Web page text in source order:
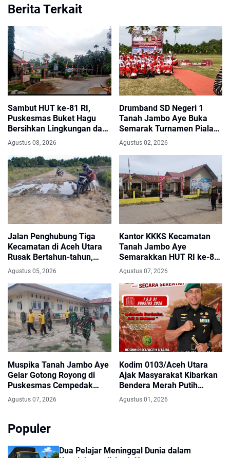
Berita Terkait
Sambut HUT ke-81 RI,
Puskesmas Buket Hagu
Bersihkan Lingkungan dan
Pasang Bendera Merah
Putih
Agustus 08, 2026
Drumband SD Negeri 1
Tanah Jambo Aye Buka
Semarak Turnamen Piala
Bupati dan Wakil Bupati
Aceh Utara
Agustus 02, 2026
Jalan Penghubung Tiga
Kecamatan di Aceh Utara
Rusak Bertahun-tahun,
Warga Harapkan Perbaikan
Segera
Agustus 05, 2026
Kantor KKKS Kecamatan
Tanah Jambo Aye
Semarakkan HUT RI ke-81
dengan Umbul-Umbul dan
Pintu Gerbang Merah Putih
Agustus 07, 2026
Muspika Tanah Jambo Aye
Gelar Gotong Royong di
Puskesmas Cempedak
Sambut HUT ke-81 RI
Agustus 07, 2026
Kodim 0103/Aceh Utara
Ajak Masyarakat Kibarkan
Bendera Merah Putih
Selama Agustus
Agustus 01, 2026
Populer
Dua Pelajar Meninggal Dunia dalam